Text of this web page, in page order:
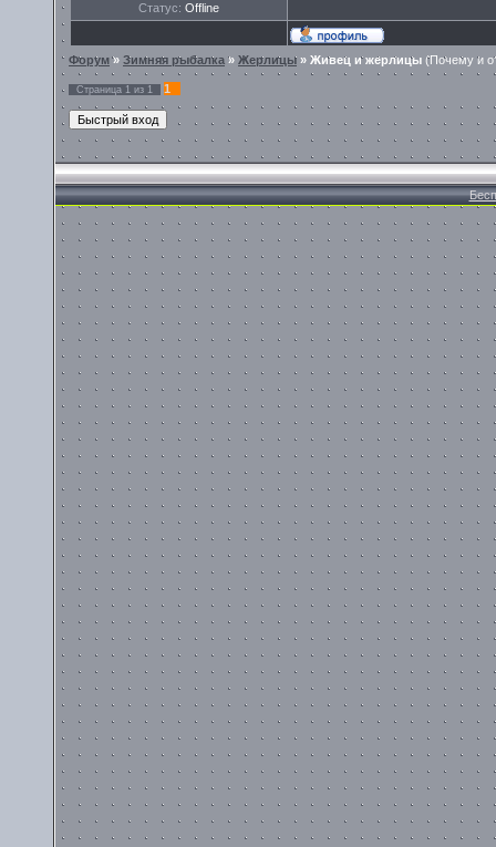
Статус: Offline
Форум» Зимняя рыбалка » Жерлицы » Живец и жерлицы (Почему и
Страница 1 из 1 1